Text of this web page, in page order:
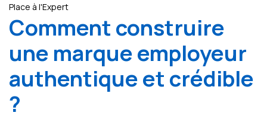
Place à l'Expert
Comment construire
une marque employeur
authentique et crédible
?